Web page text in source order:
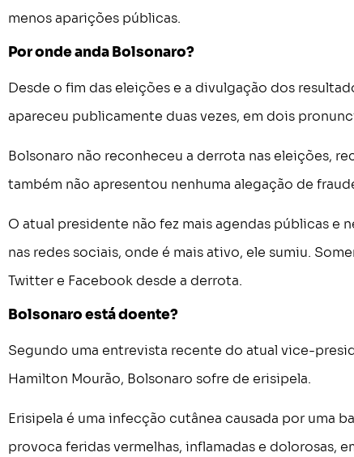
menos aparições públicas.
Por onde anda Bolsonaro?
Desde o fim das eleições e a divulgação dos
apareceu publicamente duas vezes, em dois
Bolsonaro não reconheceu a derrota nas eleições,
também não apresentou nenhuma alegação de
O atual presidente não fez mais agendas públicas
nas redes sociais, onde é mais ativo, ele sumiu.
Twitter e Facebook desde a derrota.
Bolsonaro está doente?
Segundo uma entrevista recente do atual vice-
Hamilton Mourão, Bolsonaro sofre de erisipela.
Erisipela é uma infecção cutânea causada por uma
provoca feridas vermelhas, inflamadas e dolorosas,